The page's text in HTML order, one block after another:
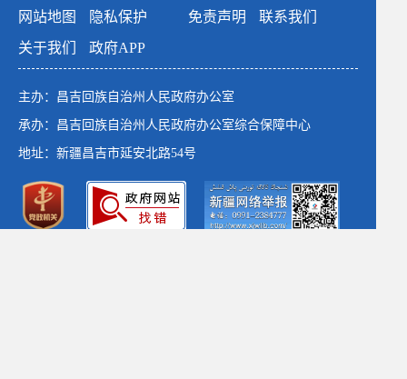
网站地图 隐私保护 免责声明
联系我们
关于我们
政府APP
主办：昌吉回族自治州人民政府办公室
承办：昌吉回族自治州人民政府办公室综合保障中心
地址：新疆昌吉市延安北路54号